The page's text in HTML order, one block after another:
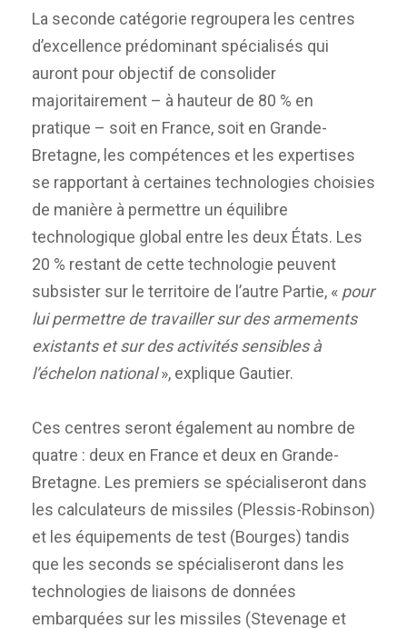
La seconde catégorie regroupera les centres
d’excellence prédominant spécialisés qui
auront pour objectif de consolider
majoritairement – à hauteur de 80 % en
pratique – soit en France, soit en Grande-
Bretagne, les compétences et les expertises
se rapportant à certaines technologies choisies
de manière à permettre un équilibre
technologique global entre les deux États. Les
20 % restant de cette technologie peuvent
subsister sur le territoire de l’autre Partie, « pour
lui permettre de travailler sur des armements
existants et sur des activités sensibles à
l’échelon national», explique Gautier.
Ces centres seront également au nombre de
quatre : deux en France et deux en Grande-
Bretagne. Les premiers se spécialiseront dans
les calculateurs de missiles (Plessis-Robinson)
et les équipements de test (Bourges) tandis
que les seconds se spécialiseront dans les
technologies de liaisons de données
embarquées sur les missiles (Stevenage et